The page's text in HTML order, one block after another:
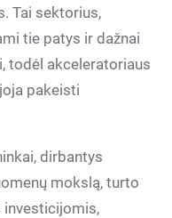
Tai sektorius,
tie patys ir dažnai
todėl akceleratoriaus
pakeisti
dirbantys
mokslą, turto
investicijomis,